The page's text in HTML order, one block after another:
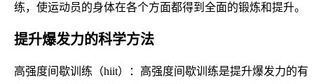
练，使运动员的身体在各个方面都得到全面的锻炼和提升。
提升爆发力的科学方法
高强度间歇训练（hiit）：高强度间歇训练是提升爆发力的有